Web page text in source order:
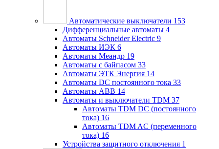
Автоматические выключатели 153
Дифференциальные автоматы 4
Автоматы Schneider Electric 9
Автоматы ИЭК 6
Автоматы Меандр 19
Автоматы с байпасом 33
Автоматы ЭТК Энергия 14
Автоматы DC постоянного тока 33
Автоматы ABB 14
Автоматы и выключатели TDM 37
Автоматы TDM DC (постоянного
тока) 16
Автоматы TDM AC (переменного
тока) 16
Устройства защитного отключения 1